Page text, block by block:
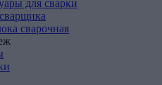
для сварки
сварочная